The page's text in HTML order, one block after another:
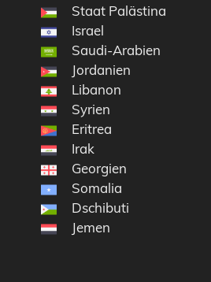
Staat Palästina
Israel
Saudi-Arabien
Jordanien
Libanon
Syrien
Eritrea
Irak
Georgien
Somalia
Dschibuti
Jemen